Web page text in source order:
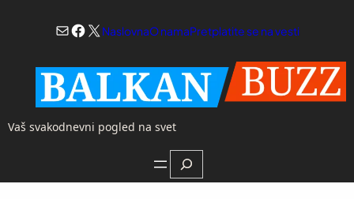
Mail
Facebook
X NaslovnaO namaPretplatite se na vesti
Vaš svakodnevni pogled na svet
Search